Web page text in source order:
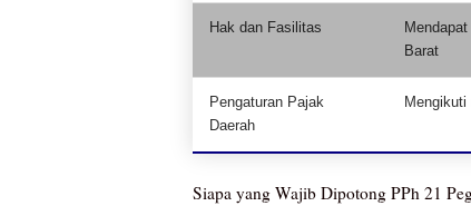
Hak dan Fasilitas
Barat
Pengaturan Pajak
Daerah
Siapa yang Wajib Dipotong PPh 21